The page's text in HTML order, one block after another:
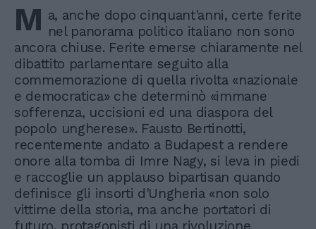
M a, anche dopo cinquant'anni, certe ferite
nel panorama politico italiano non sono
ancora chiuse. Ferite emerse chiaramente nel
dibattito parlamentare seguito alla
commemorazione di quella rivolta «nazionale
e democratica» che determinò «immane
sofferenza, uccisioni ed una diaspora del
popolo ungherese». Fausto Bertinotti,
recentemente andato a Budapest a rendere
onore alla tomba di Imre Nagy, si leva in piedi
e raccoglie un applauso bipartisan quando
definisce gli insorti d'Ungheria «non solo
vittime della storia, ma anche portatori di